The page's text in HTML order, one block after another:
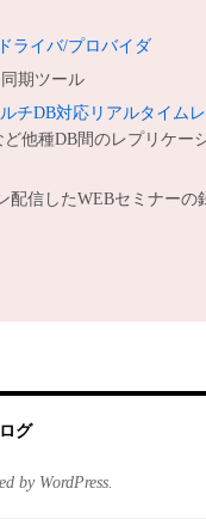
ライバ/プロバイダ
期ツール
チDB対応リアルタイムレ
ど他種DB間のレプリケー
配信したWEBセミナーの
グ
by WordPress.